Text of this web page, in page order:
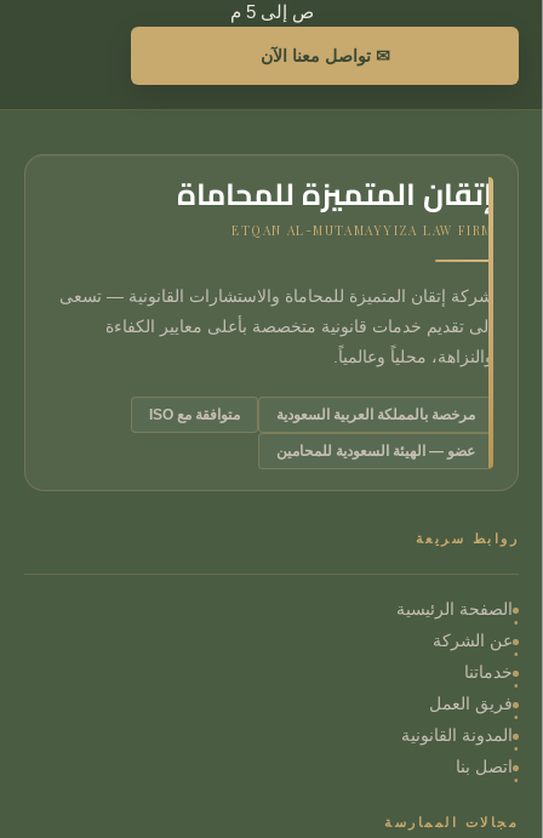
ص إلى 5 م
✉ تواصل معنا الآن
إتقان المتميزة للمحاماة
ETQAN AL-MUTAMAYYIZA LAW FIRM
شركة إتقان المتميزة للمحاماة والاستشارات القانونية — تسعى
إلى تقديم خدمات قانونية متخصصة بأعلى معايير الكفاءة
والنزاهة، محلياً وعالمياً.
مرخصة بالمملكة العربية السعودية متوافقة مع ISO
عضو — الهيئة السعودية للمحامين
روابط سريعة
الصفحة الرئيسية
عن الشركة
خدماتنا
فريق العمل
المدونة القانونية
اتصل بنا
مجالات الممارسة